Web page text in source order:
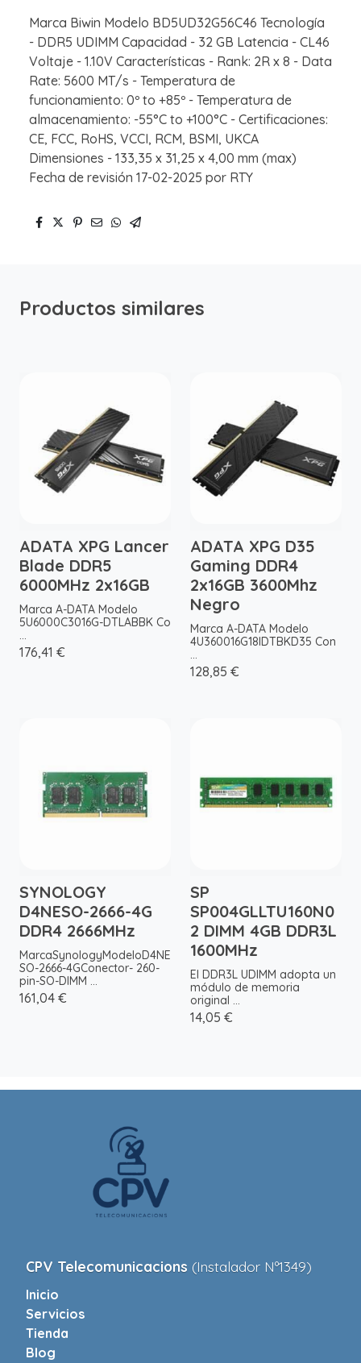
Marca Biwin Modelo BD5UD32G56C46 Tecnología
- DDR5 UDIMM Capacidad - 32 GB Latencia - CL46
Voltaje - 1.10V Características - Rank: 2R x 8 - Data
Rate: 5600 MT/s - Temperatura de
funcionamiento: 0º to +85º - Temperatura de
almacenamiento: -55°C to +100°C - Certificaciones:
CE, FCC, RoHS, VCCI, RCM, BSMI, UKCA
Dimensiones - 133,35 x 31,25 x 4,00 mm (max)
Fecha de revisión 17-02-2025 por RTY
Productos similares
ADATA XPG Lancer
Blade DDR5
6000MHz 2x16GB
Marca A-DATA Modelo
5U6000C3016G-DTLABBK Co
...
176,41 €
ADATA XPG D35
Gaming DDR4
2x16GB 3600Mhz
Negro
Marca A-DATA Modelo
4U360016G18IDTBKD35 Con
...
128,85 €
SYNOLOGY
D4NESO-2666-4G
DDR4 2666MHz
MarcaSynologyModeloD4NE
SO-2666-4GConector- 260-
pin-SO-DIMM ...
161,04 €
SP
SP004GLLTU160N0
2 DIMM 4GB DDR3L
1600MHz
El DDR3L UDIMM adopta un
módulo de memoria
original ...
14,05 €
CPV Telecomunicacions (Instalador Nº1349)
Inicio
Servicios
Tienda
Blog